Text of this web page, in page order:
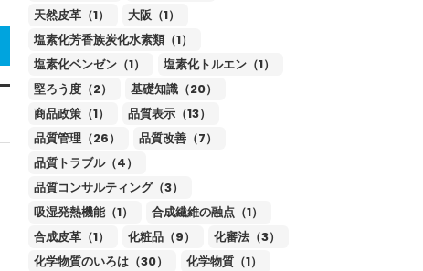
天然皮革（1）
大阪（1）
塩素化芳香族炭化水素類（1）
塩素化ベンゼン（1）
塩素化トルエン（1）
堅ろう度（2）
基礎知識（20）
商品政策（1）
品質表示（13）
品質管理（26）
品質改善（7）
品質トラブル（4）
品質コンサルティング（3）
吸湿発熱機能（1）
合成繊維の融点（1）
合成皮革（1）
化粧品（9）
化審法（3）
化学物質のいろは（30）
化学物質（1）